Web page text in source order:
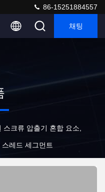
86-15251884557
채팅
스크류 압출기 혼합 요소,
레드 세그먼트